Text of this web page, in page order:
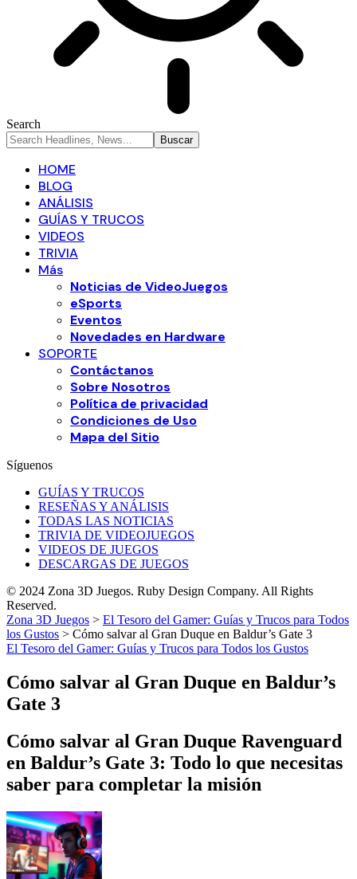
Search
HOME
BLOG
ANÁLISIS
GUÍAS Y TRUCOS
VIDEOS
TRIVIA
Más
Noticias de VideoJuegos
eSports
Eventos
Novedades en Hardware
SOPORTE
Contáctanos
Sobre Nosotros
Política de privacidad
Condiciones de Uso
Mapa del Sitio
Síguenos
GUÍAS Y TRUCOS
RESEÑAS Y ANÁLISIS
TODAS LAS NOTICIAS
TRIVIA DE VIDEOJUEGOS
VIDEOS DE JUEGOS
DESCARGAS DE JUEGOS
© 2024 Zona 3D Juegos. Ruby Design Company. All Rights
Reserved.
Zona 3D Juegos > El Tesoro del Gamer: Guías y Trucos para Todos
los Gustos > Cómo salvar al Gran Duque en Baldur’s Gate 3
El Tesoro del Gamer: Guías y Trucos para Todos los Gustos
Cómo salvar al Gran Duque en Baldur’s
Gate 3
Cómo salvar al Gran Duque Ravenguard
en Baldur’s Gate 3: Todo lo que necesitas
saber para completar la misión